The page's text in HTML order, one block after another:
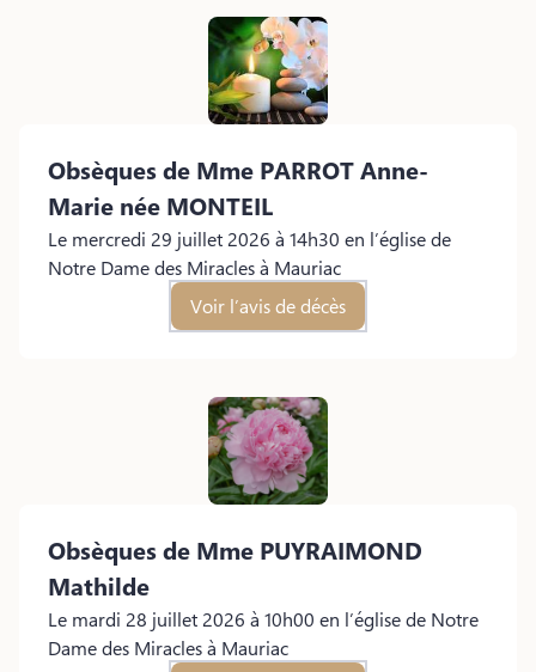
Obsèques de Mme PARROT Anne-
Marie née MONTEIL
Le mercredi 29 juillet 2026 à 14h30 en l’église de
Notre Dame des Miracles à Mauriac
Voir l’avis de décès
Obsèques de Mme PUYRAIMOND
Mathilde
Le mardi 28 juillet 2026 à 10h00 en l’église de Notre
Dame des Miracles à Mauriac